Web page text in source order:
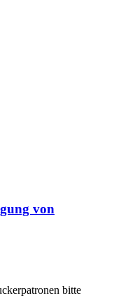
von
bitte